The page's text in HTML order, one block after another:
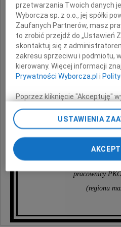
pracownicy
(regionu
przetwarzania Twoich danych
Wyborcza sp. z o.o., jej spółki
Zaufanych Partnerów, masz
to zrobić przejdź do „Ustawień
skontaktuj się z
zakresu sprzeciwu i podmiotu,
kierowany. Więcej informacji
Prywatności Wyborcza.pl i
Poprzez kliknięcie "Akceptuję"
zainstalowanie i
Wyborczej sp. z o. o. jej
na Twoim urządzeniu
chwili zmienić swoje
ponownie wywołując narzędzie
preferencjami dot.
przechodząc do sekcji
Zmiana ustawień plików
My, nasi Zaufani Partnerzy i
USTAWIENIA